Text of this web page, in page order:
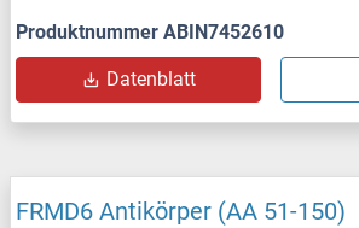
Produktnummer ABIN7452610
Datenblatt
FRMD6 Antikörper (AA 51-150)